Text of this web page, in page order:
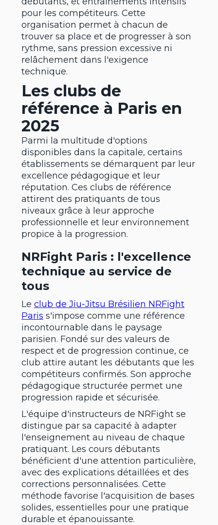
pour les compétiteurs. Cette
organisation permet à chacun de
trouver sa place et de progresser à son
rythme, sans pression excessive ni
relâchement dans l'exigence
technique.
Les clubs de
référence à Paris en
2025
Parmi la multitude d'options
disponibles dans la capitale, certains
établissements se démarquent par leur
excellence pédagogique et leur
réputation. Ces clubs de référence
attirent des pratiquants de tous
niveaux grâce à leur approche
professionnelle et leur environnement
propice à la progression.
NRFight Paris : l'excellence
technique au service de
tous
Le club de Jiu-Jitsu Brésilien NRFight
Paris s'impose comme une référence
incontournable dans le paysage
parisien. Fondé sur des valeurs de
respect et de progression continue, ce
club attire autant les débutants que les
compétiteurs confirmés. Son approche
pédagogique structurée permet une
progression rapide et sécurisée.
L'équipe d'instructeurs de NRFight se
distingue par sa capacité à adapter
l'enseignement au niveau de chaque
pratiquant. Les cours débutants
bénéficient d'une attention particulière,
avec des explications détaillées et des
corrections personnalisées. Cette
méthode favorise l'acquisition de bases
solides, essentielles pour une pratique
durable et épanouissante.